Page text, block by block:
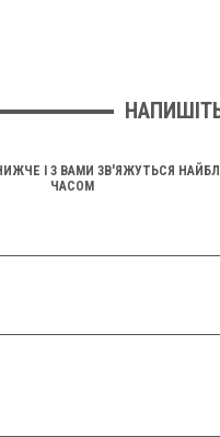
І З ВАМИ ЗВ'ЯЖУТЬСЯ
ЧАСОМ